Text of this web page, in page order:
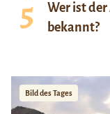
Wer ist
bekannt?
Bild des Tages